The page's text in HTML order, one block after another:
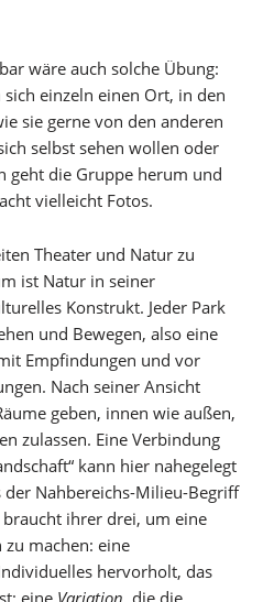
wäre auch solche Übung:
einzeln einen Ort, in den
sie gerne von den anderen
selbst sehen wollen oder
geht die Gruppe herum und
vielleicht Fotos.
Theater und Natur zu
ist Natur in seiner
Konstrukt. Jeder Park
und Bewegen, also eine
Empfindungen und vor
Nach seiner Ansicht
geben, innen wie außen,
zulassen. Eine Verbindung
kann hier nahegelegt
Nahbereichs-Milieu-Begriff
braucht ihrer drei, um eine
zu machen: eine
hervorholt, das
eine Variation, die die